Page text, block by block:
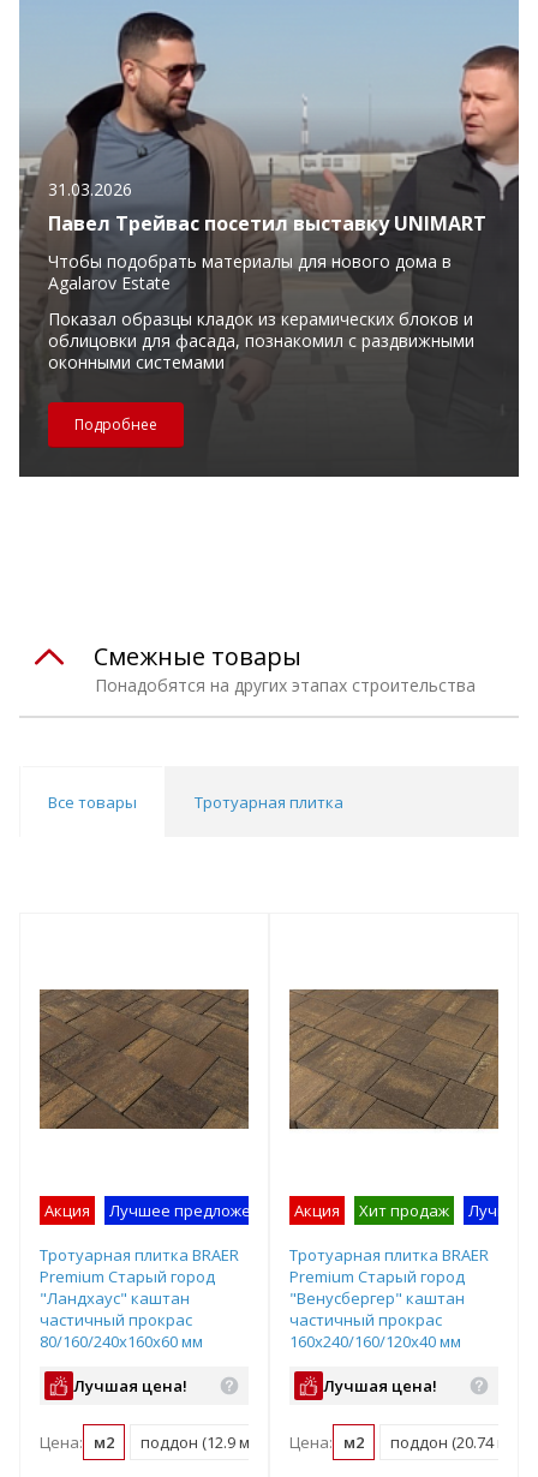
31.03.2026
Павел Трейвас посетил выставку UNIMART
Чтобы подобрать материалы для нового дома в
Agalarov Estate
Показал образцы кладок из керамических блоков и
облицовки для фасада, познакомил с раздвижными
оконными системами
Подробнее
Понадобятся на других этапах строительства
Смежные товары
Все товары Тротуарная плитка
Акция Лучшее предложение Образец на экспозиции
Тротуарная плитка BRAER
Premium Старый город
"Ландхаус" каштан
частичный прокрас
80/160/240х160х60 мм
Лучшая цена!
Цена: м2 поддон (12.9 м2)
Акция Хит продаж Лучшее
Тротуарная плитка BRAER
Premium Старый город
"Венусбергер" каштан
частичный прокрас
160х240/160/120х40 мм
Лучшая цена!
Цена: м2 поддон (20.74 м2)